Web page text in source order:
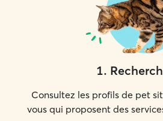
1.
Consultez les profils de pet
vous qui proposent des